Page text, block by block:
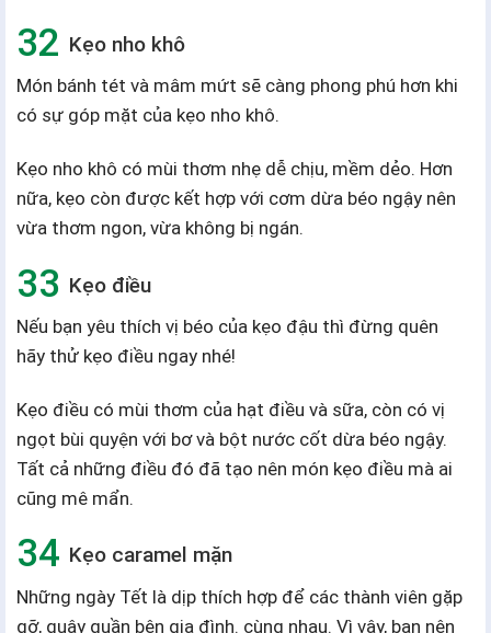
Kẹo nho khô
Món bánh tét và mâm mứt sẽ càng phong phú hơn khi
có sự góp mặt của kẹo nho khô.
Kẹo nho khô có mùi thơm nhẹ dễ chịu, mềm dẻo. Hơn
nữa, kẹo còn được kết hợp với cơm dừa béo ngậy nên
vừa thơm ngon, vừa không bị ngán.
Kẹo điều
Nếu bạn yêu thích vị béo của kẹo đậu thì đừng quên
hãy thử kẹo điều ngay nhé!
Kẹo điều có mùi thơm của hạt điều và sữa, còn có vị
ngọt bùi quyện với bơ và bột nước cốt dừa béo ngậy.
Tất cả những điều đó đã tạo nên món kẹo điều mà ai
cũng mê mẩn.
Kẹo caramel mặn
Những ngày Tết là dịp thích hợp để các thành viên gặp
gỡ, quây quần bên gia đình. cùng nhau. Vì vậy, bạn nên